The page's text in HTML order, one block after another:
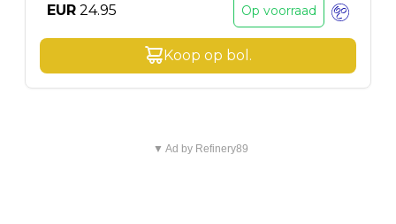
EUR 24.95 Op voorraad
Koop op bol .
▼ Ad by Refinery89